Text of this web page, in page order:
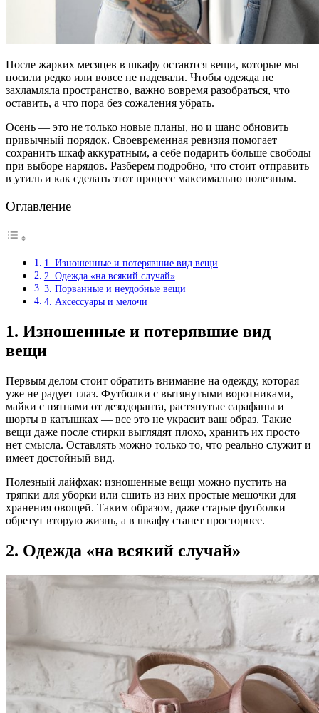
После жарких месяцев в шкафу остаются вещи, которые мы
носили редко или вовсе не надевали. Чтобы одежда не
захламляла пространство, важно вовремя разобраться, что
оставить, а что пора без сожаления убрать.
Осень — это не только новые планы, но и шанс обновить
привычный порядок. Своевременная ревизия помогает
сохранить шкаф аккуратным, а себе подарить больше свободы
при выборе нарядов. Разберем подробно, что стоит отправить
в утиль и как сделать этот процесс максимально полезным.
Оглавление
1. Изношенные и потерявшие вид вещи
2. Одежда «на всякий случай»
3. Порванные и неудобные вещи
4. Аксессуары и мелочи
1. Изношенные и потерявшие вид
вещи
Первым делом стоит обратить внимание на одежду, которая
уже не радует глаз. Футболки с вытянутыми воротниками,
майки с пятнами от дезодоранта, растянутые сарафаны и
шорты в катышках — все это не украсит ваш образ. Такие
вещи даже после стирки выглядят плохо, хранить их просто
нет смысла. Оставлять можно только то, что реально служит и
имеет достойный вид.
Полезный лайфхак: изношенные вещи можно пустить на
тряпки для уборки или сшить из них простые мешочки для
хранения овощей. Таким образом, даже старые футболки
обретут вторую жизнь, а в шкафу станет просторнее.
2. Одежда «на всякий случай»